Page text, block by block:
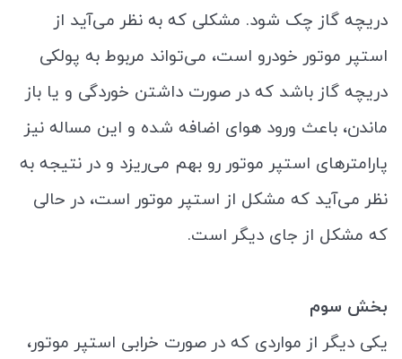
دریچه گاز چک شود. مشکلی که به نظر می‌آید از
استپر موتور خودرو است، می‌تواند مربوط به پولکی
دریچه گاز باشد که در صورت داشتن خوردگی و یا باز
ماندن، باعث ورود هوای اضافه شده و این مساله نیز
پارامترهای استپر موتور رو بهم می‌ریزد و در نتیجه به
نظر می‌آید که مشکل از استپر موتور است، در حالی
که مشکل از جای دیگر است.
بخش سوم
یکی دیگر از مواردی که در صورت خرابی استپر موتور،